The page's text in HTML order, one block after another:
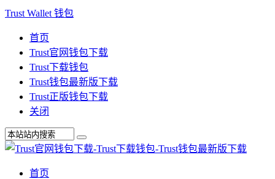
Trust Wallet 钱包
首页
Trust官网钱包下载
Trust下载钱包
Trust钱包最新版下载
Trust正版钱包下载
关闭
首页